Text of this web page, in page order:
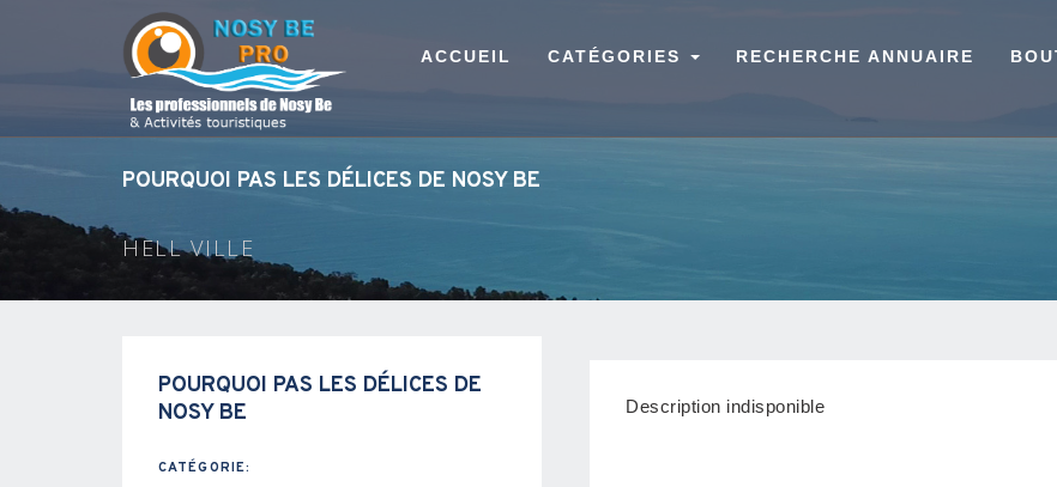
ACCUEIL CATÉGORIES RECHERCHE ANNUAIRE
POURQUOI PAS LES DÉLICES DE NOSY BE
HELL VILLE
POURQUOI PAS LES DÉLICES DE
NOSY BE
CATÉGORIE:
Description indisponible